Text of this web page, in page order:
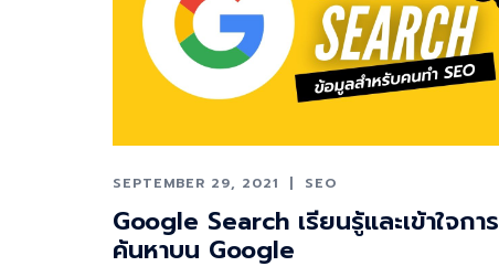
SEPTEMBER 29, 2021 SEO
Google Search เรียนรู้และเข้าใจการ
ค้นหาบน Google